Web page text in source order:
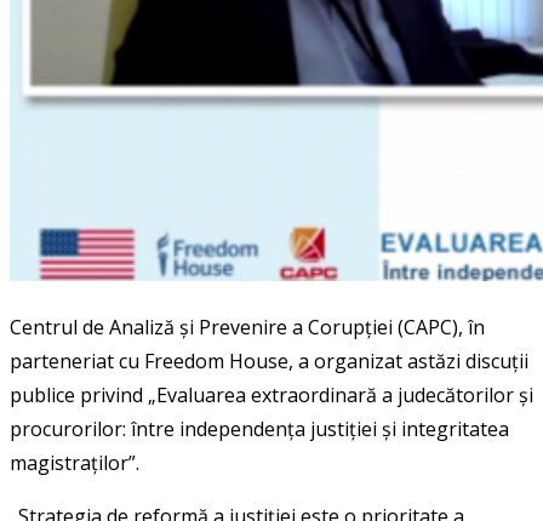
Centrul de Analiză și Prevenire a Corupției (CAPC), în
parteneriat cu Freedom House, a organizat astăzi discuții
publice privind „Evaluarea extraordinară a judecătorilor și
procurorilor: între independența justiției și integritatea
magistraților”.